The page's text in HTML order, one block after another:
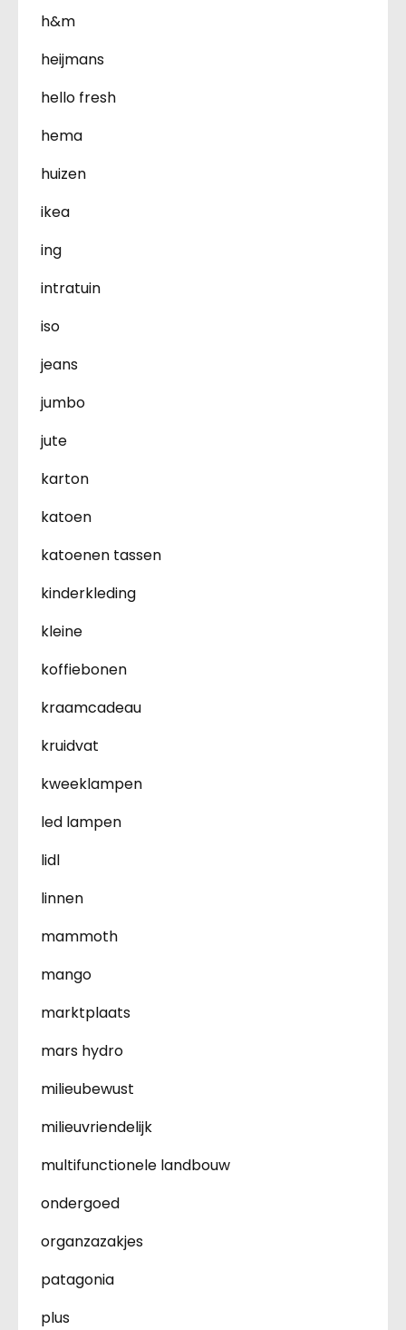
h&m
heijmans
hello fresh
hema
huizen
ikea
ing
intratuin
iso
jeans
jumbo
jute
karton
katoen
katoenen tassen
kinderkleding
kleine
koffiebonen
kraamcadeau
kruidvat
kweeklampen
led lampen
lidl
linnen
mammoth
mango
marktplaats
mars hydro
milieubewust
milieuvriendelijk
multifunctionele landbouw
ondergoed
organzazakjes
patagonia
plus